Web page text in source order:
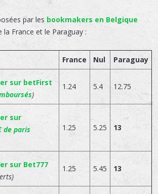
par les bookmakers en Belgique
France et le Paraguay :
France Nul Paraguay
sur betFirst
)
1.24 5.4 12.75
sur
de paris
1.25 5.25 13
sur Bet777
1.25 5.45 13